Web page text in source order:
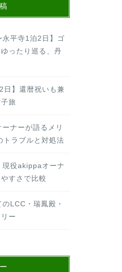
永平寺1泊2日】ゴ
ったり巡る、丹
日】還暦祝いも兼
旅
ナーが語るメリ
トラブルと対処法
現役akippaオーナ
すさで比較
LCC・瑞鳳殿・
ー